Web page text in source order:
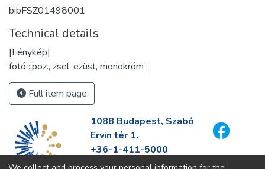
bibFSZ01498001
Technical details
[Fénykép]
fotó :,poz., zsel. ezüst, monokróm ;
Full item page
1088 Budapest, Szabó
Ervin tér 1.
+36-1-411-5000
info@fszek.hu